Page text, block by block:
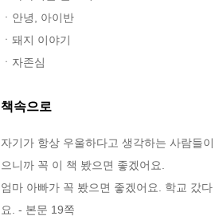
ㆍ안녕, 아이반
ㆍ돼지 이야기
ㆍ자존심
책속으로
자기가 항상 우울하다고 생각하는 사람들
으니까 꼭 이 책 봤으면 좋겠어요.
엄마 아빠가 꼭 봤으면 좋겠어요. 학교 갔
요. - 본문 19쪽